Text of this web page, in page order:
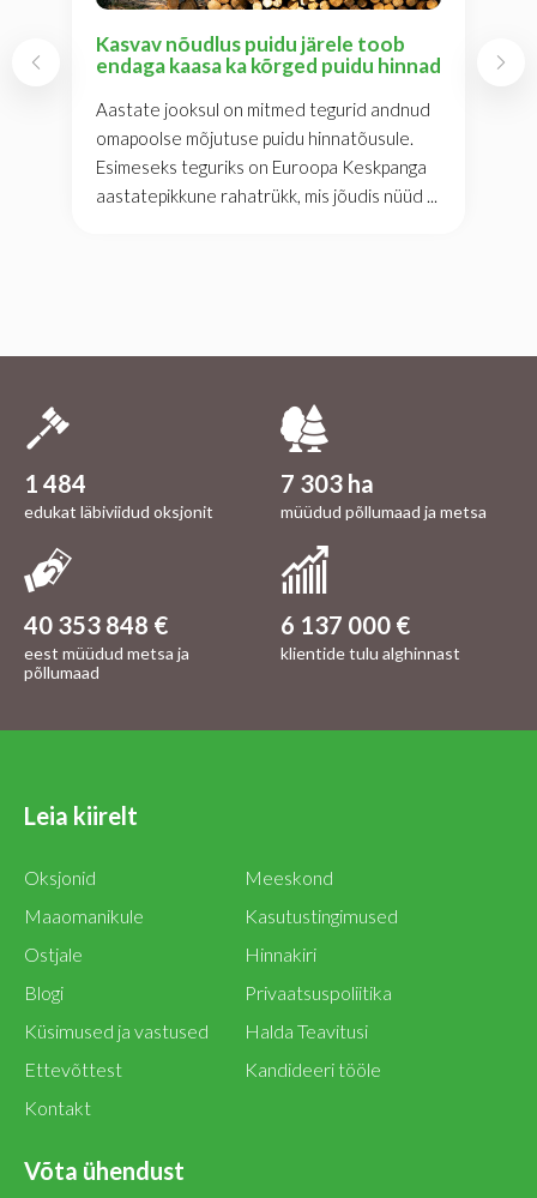
Kasvav nõudlus puidu järele toob
endaga kaasa ka kõrged puidu hinnad
Aastate jooksul on mitmed tegurid andnud
omapoolse mõjutuse puidu hinnatõusule.
Esimeseks teguriks on Euroopa Keskpanga
aastatepikkune rahatrükk, mis jõudis nüüd ...
1 484
edukat läbiviidud oksjonit
7 303 ha
müüdud põllumaad ja metsa
40 353 848 €
eest müüdud metsa ja
põllumaad
6 137 000 €
klientide tulu alghinnast
Leia kiirelt
Oksjonid
Maaomanikule
Ostjale
Blogi
Küsimused ja vastused
Ettevõttest
Kontakt
Meeskond
Kasutustingimused
Hinnakiri
Privaatsuspoliitika
Halda Teavitusi
Kandideeri tööle
Võta ühendust